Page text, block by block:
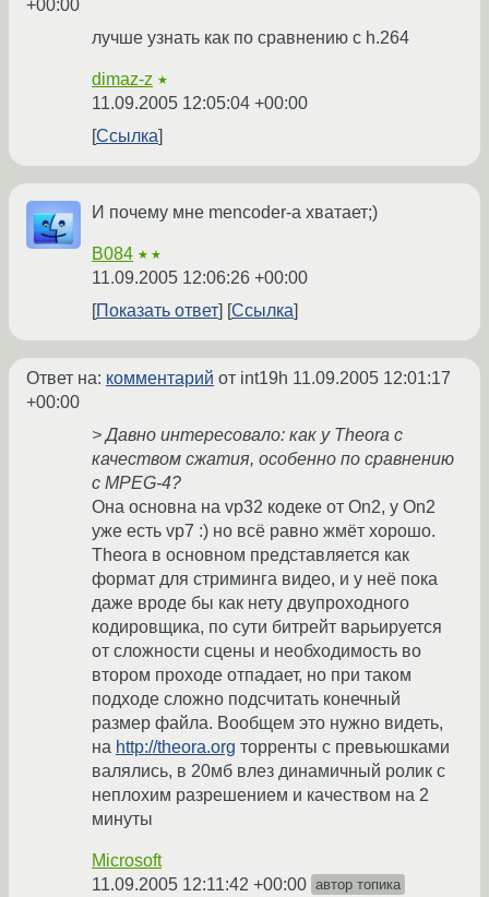
+00:00
лучше узнать как по сравнению с h.264
dimaz-z ★
11.09.2005 12:05:04 +00:00
Ссылка
И почему мне mencoder-а хватает;)
B084 ★★
11.09.2005 12:06:26 +00:00
Показать ответ
Ссылка
Ответ на: комментарий от int19h 11.09.2005 12:01:17
+00:00
> Давно интересовало: как у Theora с
качеством сжатия, особенно по сравнению
с MPEG-4?
Она основна на vp32 кодеке от On2, у On2
уже есть vp7 :) но всё равно жмёт хорошо.
Theora в основном представляется как
формат для стриминга видео, и у неё пока
даже вроде бы как нету двупроходного
кодировщика, по сути битрейт варьируется
от сложности сцены и необходимость во
втором проходе отпадает, но при таком
подходе сложно подсчитать конечный
размер файла. Вообщем это нужно видеть,
на http://theora.org торренты с превьюшками
валялись, в 20мб влез динамичный ролик с
неплохим разрешением и качеством на 2
минуты
Microsoft
11.09.2005 12:11:42 +00:00 автор топика